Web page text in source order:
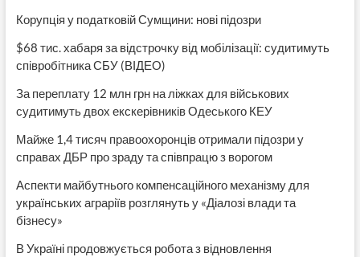
Корупція у податковій Сумщини: нові підозри
$68 тис. хабаря за відстрочку від мобілізації: судитимуть
співробітника СБУ (ВІДЕО)
За переплату 12 млн грн на ліжках для військових
судитимуть двох екскерівників Одеського КЕУ
Майже 1,4 тисяч правоохоронців отримали підозри у
справах ДБР про зраду та співпрацю з ворогом
Аспекти майбутнього компенсаційного механізму для
українських аграріїв розглянуть у «Діалозі влади та
бізнесу»
В Україні продовжується робота з відновлення